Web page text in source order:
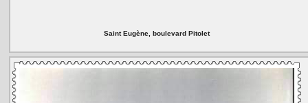
Saint Eugène, boulevard Pitolet